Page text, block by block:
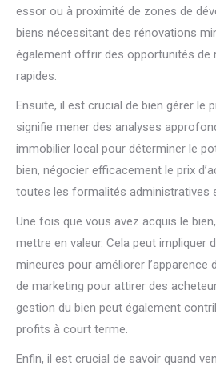
essor ou à proximité de zones de
biens nécessitant des rénovations
également offrir des opportunités de
rapides.
Ensuite, il est crucial de bien gérer le
signifie mener des analyses
immobilier local pour déterminer le
bien, négocier efficacement le prix
toutes les formalités administratives
Une fois que vous avez acquis le
mettre en valeur. Cela peut impliquer
mineures pour améliorer
de marketing pour attirer des
gestion du bien peut également
profits à court terme.
Enfin, il est crucial de savoir quand